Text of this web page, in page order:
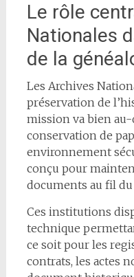
Le rôle
Nationales
de la
Les Archives
préservation de
mission va bien
conservation de
environnement
conçu pour
documents au fil
Ces institutions
technique
ce soit pour les
contrats, les actes